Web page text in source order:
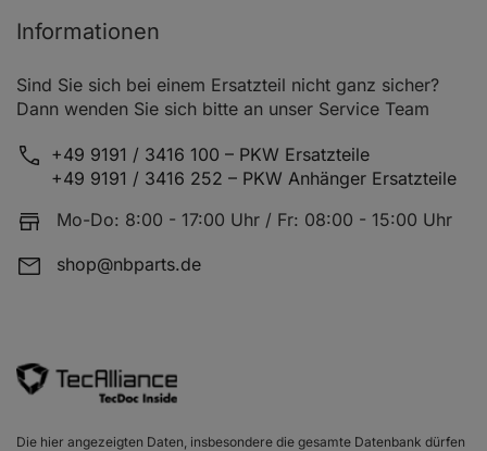
Informationen
Sind Sie sich bei einem Ersatzteil nicht ganz sicher?
Dann wenden Sie sich bitte an unser Service Team
+49 9191 / 3416 100 – PKW Ersatzteile
+49 9191 / 3416 252 – PKW Anhänger Ersatzteile
Mo-Do: 8:00 - 17:00 Uhr / Fr: 08:00 - 15:00 Uhr
shop@nbparts.de
Die hier angezeigten Daten, insbesondere die gesamte Datenbank dürfen